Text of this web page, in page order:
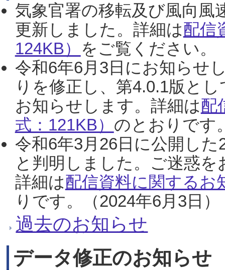
気象官署の移転及び風向風
更新しました。詳細は配信
124KB） をご覧ください。
令和6年6月3日にお知らせ
りを修正し、第4.0.1版と
お知らせします。詳細は配
式：121KB） のとおりです
令和6年3月26日に公開し
と判明しました。ご迷惑
詳細は配信資料に関するお
りです。（2024年6月3日）
過去のお知らせ
データ修正のお知らせ